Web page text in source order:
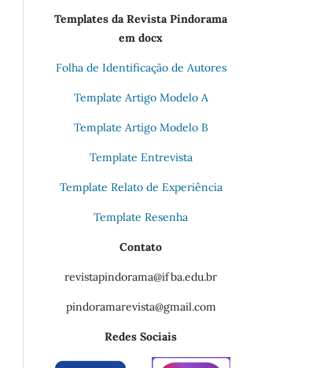
Templates da Revista Pindorama
em docx
Folha de Identificação de Autores
Template Artigo Modelo A
Template Artigo Modelo B
Template Entrevista
Template Relato de Experiência
Template Resenha
Contato
revistapindorama@ifba.edu.br
pindoramarevista@gmail.com
Redes Sociais